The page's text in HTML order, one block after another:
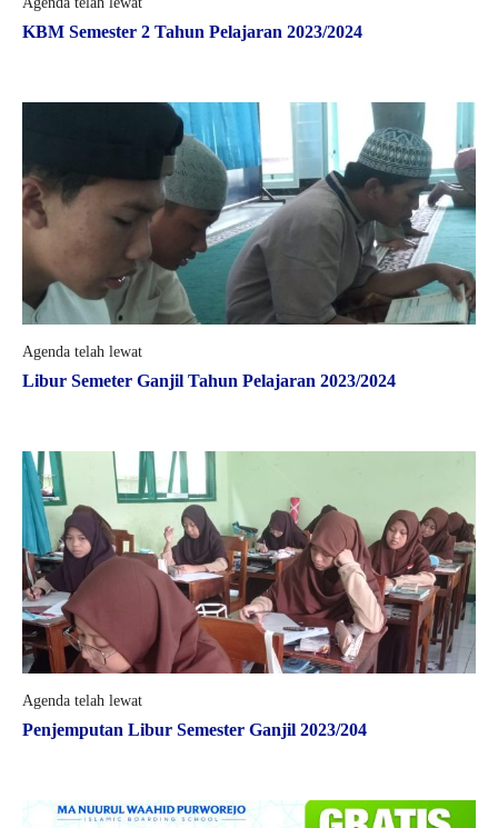
KBM Semester 2 Tahun Pelajaran 2023/2024
Agenda telah lewat
Libur Semeter Ganjil Tahun Pelajaran 2023/2024
Agenda telah lewat
Penjemputan Libur Semester Ganjil 2023/204